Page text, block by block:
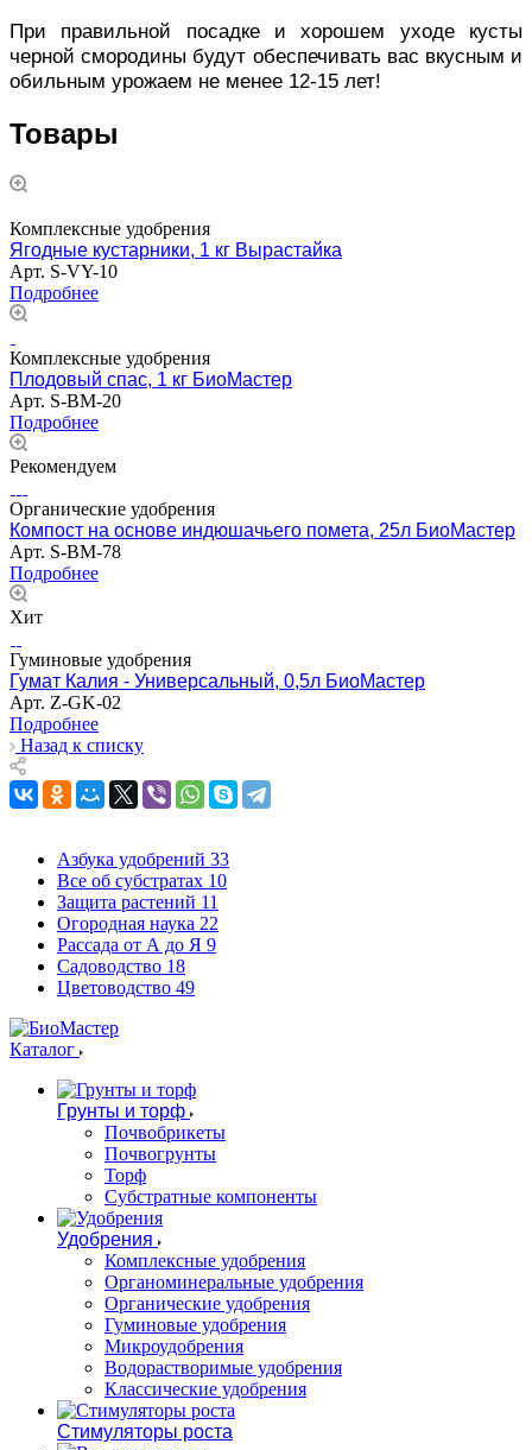
При правильной посадке и хорошем уходе кусты
черной смородины будут обеспечивать вас вкусным и
обильным урожаем не менее 12-15 лет!
Товары
Комплексные удобрения
Ягодные кустарники, 1 кг Вырастайка
Арт. S-VY-10
Подробнее
Комплексные удобрения
Плодовый спас, 1 кг БиоМастер
Арт. S-BM-20
Подробнее
Рекомендуем
Органические удобрения
Компост на основе индюшачьего помета, 25л БиоМастер
Арт. S-BM-78
Подробнее
Хит
Гуминовые удобрения
Гумат Калия - Универсальный, 0,5л БиоМастер
Арт. Z-GK-02
Подробнее
Назад к списку
Азбука удобрений 33
Все об субстратах 10
Защита растений 11
Огородная наука 22
Рассада от А до Я 9
Садоводство 18
Цветоводство 49
Каталог
Грунты и торф
Почвобрикеты
Почвогрунты
Торф
Субстратные компоненты
Удобрения
Комплексные удобрения
Органоминеральные удобрения
Органические удобрения
Гуминовые удобрения
Микроудобрения
Водорастворимые удобрения
Классические удобрения
Стимуляторы роста